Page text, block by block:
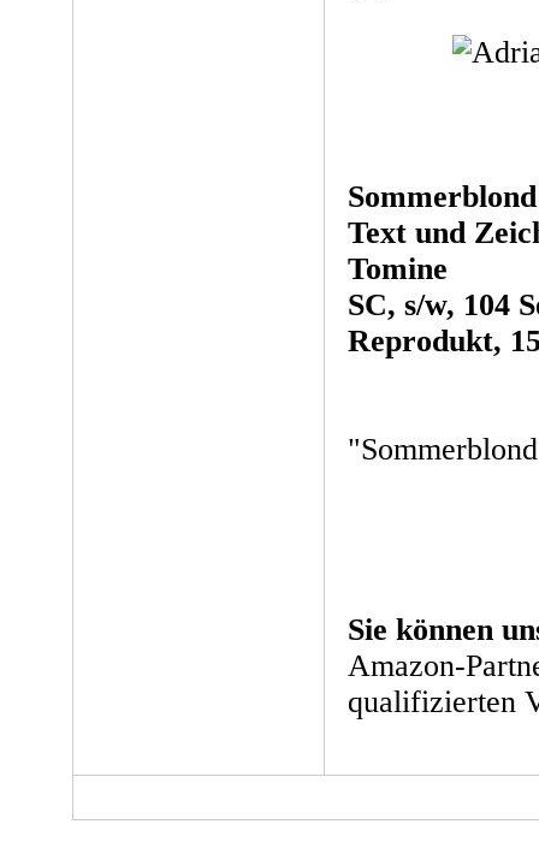
Sommerblond
Text und
Tomine
SC, s/w, 104
Reprodukt,
Sie können
Amazon-
qualifizierten